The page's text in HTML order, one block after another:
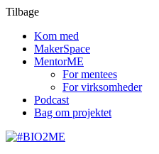
Tilbage
Kom med
MakerSpace
MentorME
For mentees
For virksomheder
Podcast
Bag om projektet